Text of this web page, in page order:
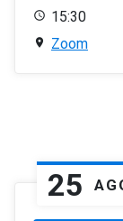
15:30
Zoom
25